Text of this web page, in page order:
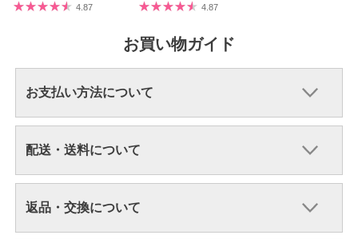
4.87 4.87
お買い物ガイド
お支払い方法について
配送・送料について
返品・交換について